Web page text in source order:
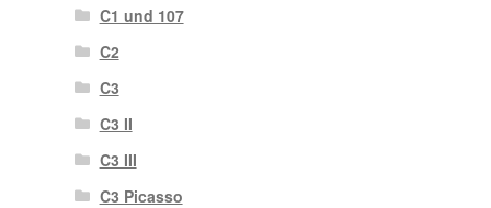
C1 und 107
C2
C3
C3 II
C3 III
C3 Picasso